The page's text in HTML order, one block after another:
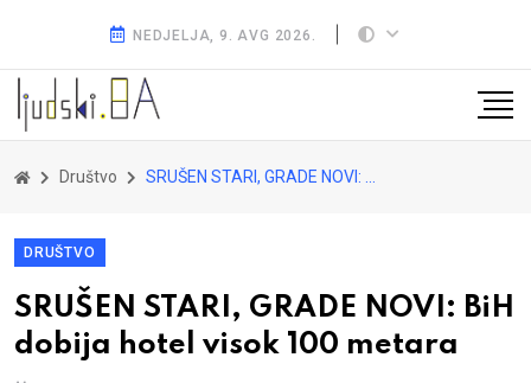
NEDJELJA, 9. AVG 2026.
Društvo SRUŠEN STARI, GRADE NOVI: BiH dobija hotel visok 100 metara
DRUŠTVO
SRUŠEN STARI, GRADE NOVI: BiH
dobija hotel visok 100 metara